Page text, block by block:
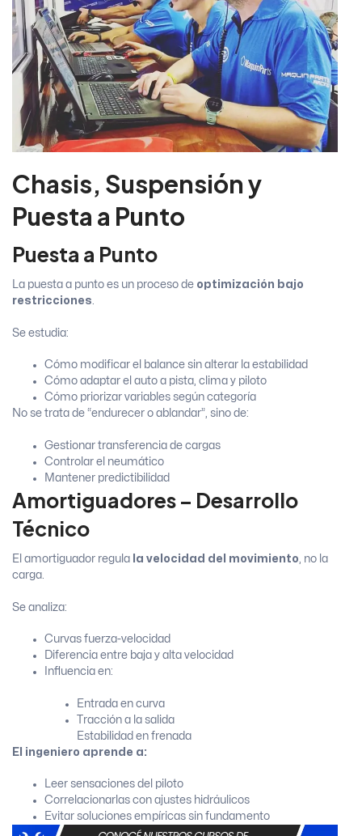
Chasis, Suspensión y
Puesta a Punto
Puesta a Punto
La puesta a punto es un proceso de optimización bajo
restricciones
Se estudia:
Cómo modificar el balance sin alterar la estabilidad
Cómo adaptar el auto a pista, clima y piloto
Cómo priorizar variables según categoría
No se trata de “endurecer o ablandar”, sino de:
Gestionar transferencia de cargas
Controlar el neumático
Mantener predictibilidad
Amortiguadores – Desarrollo
Técnico
El amortiguador regula la velocidad del movimiento , no la
carga.
Se analiza:
Curvas fuerza-velocidad
Diferencia entre baja y alta velocidad
Influencia en:
Entrada en curva
Tracción a la salida
Estabilidad en frenada
El ingeniero aprende a:
Leer sensaciones del piloto
Correlacionarlas con ajustes hidráulicos
Evitar soluciones empíricas sin fundamento